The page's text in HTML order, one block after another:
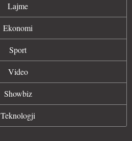
Lajme
Ekonomi
Sport
Video
Showbiz
Teknologji